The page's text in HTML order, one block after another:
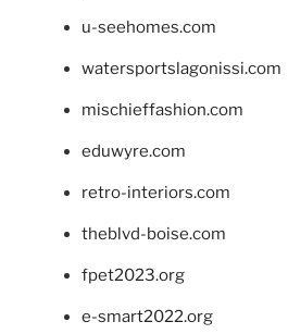
u-seehomes.com
watersportslagonissi.com
mischieffashion.com
eduwyre.com
retro-interiors.com
theblvd-boise.com
fpet2023.org
e-smart2022.org